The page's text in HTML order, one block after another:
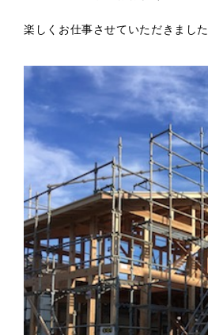
楽しくお仕事させていただきました